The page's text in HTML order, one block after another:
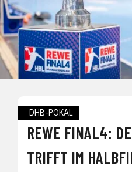
DHB-POKAL
REWE FINAL4:
TRIFFT IM